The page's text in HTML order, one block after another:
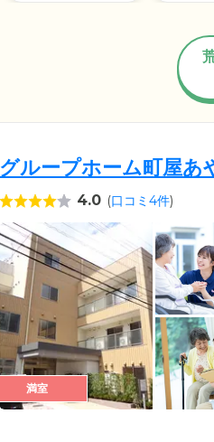
グループホーム町屋あ
4.0 (口コミ4件)
満室